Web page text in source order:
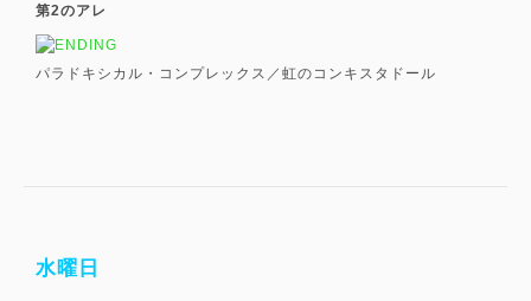
第2のアレ
パラドキシカル・コンプレックス／虹のコンキスタドール
水曜日